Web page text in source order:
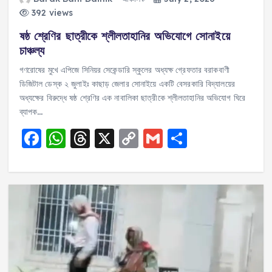
392 views
ষষ্ঠ শ্রেণির ছাত্রীকে শ্লীলতাহানির অভিযোগে সোনাইয়ে
চাঞ্চল্য
গণরোষের মুখে এপিজে সিনিয়র সেকেন্ডারি স্কুলের অধ্যক্ষ গ্রেফতার বরাকবাণী
ডিজিটাল ডেস্ক ২ জুলাইঃ কাছাড় জেলার সোনাইয়ে একটি বেসরকারি বিদ্যালয়ের
অধ্যক্ষের বিরুদ্ধে ষষ্ঠ শ্রেণির এক নাবালিকা ছাত্রীকে শ্লীলতাহানির অভিযোগ ঘিরে
ব্যাপক…
F
c
e
b
o
o
W
a
ts
A
p
p
T
re
a
d
s
X C
p
n
k
G
ai
S
a